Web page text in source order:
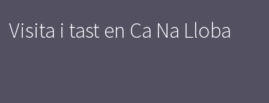
Visita i tast en Ca Na Lloba